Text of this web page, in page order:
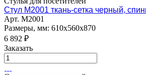
Стул M2001 ткань-сетка черный,
Арт. M2001
Размеры, мм: 610х560х870
6 892 ₽
Заказать